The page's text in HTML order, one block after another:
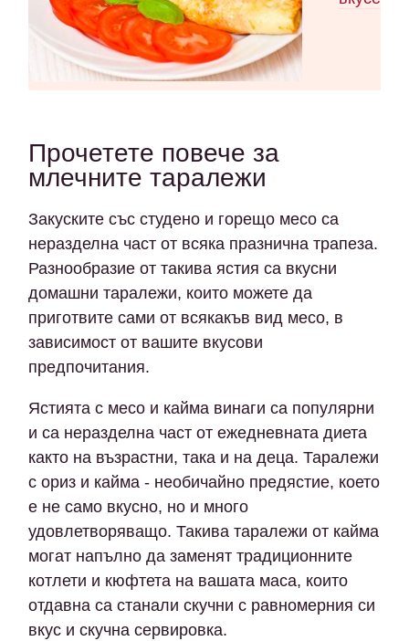
Прочетете повече за
млечните таралежи
Закуските със студено и горещо месо са
неразделна част от всяка празнична трапеза.
Разнообразие от такива ястия са вкусни
домашни таралежи, които можете да
приготвите сами от всякакъв вид месо, в
зависимост от вашите вкусови
предпочитания.
Ястията с месо и кайма винаги са популярни
и са неразделна част от ежедневната диета
както на възрастни, така и на деца. Таралежи
с ориз и кайма - необичайно предястие, което
е не само вкусно, но и много
удовлетворяващо. Такива таралежи от кайма
могат напълно да заменят традиционните
котлети и кюфтета на вашата маса, които
отдавна са станали скучни с равномерния си
вкус и скучна сервировка.